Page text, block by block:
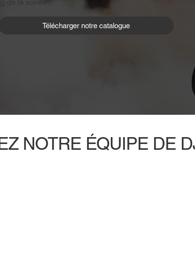
de la soirée.
Télécharger notre catalogue
NOTRE ÉQUIPE DE